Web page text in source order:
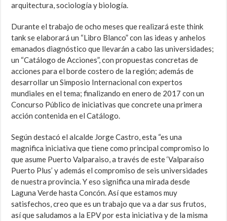
arquitectura, sociología y biología.
Durante el trabajo de ocho meses que realizará este think
tank se elaborará un “Libro Blanco” con las ideas y anhelos
emanados diagnóstico que llevarán a cabo las universidades;
un “Catálogo de Acciones”, con propuestas concretas de
acciones para el borde costero de la región; además de
desarrollar un Simposio Internacional con expertos
mundiales en el tema; finalizando en enero de 2017 con un
Concurso Público de iniciativas que concrete una primera
acción contenida en el Catálogo.
Según destacó el alcalde Jorge Castro, esta “es una
magnifica iniciativa que tiene como principal compromiso lo
que asume Puerto Valparaiso, a través de este ‘Valparaíso
Puerto Plus’ y además el compromiso de seis universidades
de nuestra provincia. Y eso significa una mirada desde
Laguna Verde hasta Concón. Así que estamos muy
satisfechos, creo que es un trabajo que va a dar sus frutos,
así que saludamos a la EPV por esta iniciativa y de la misma